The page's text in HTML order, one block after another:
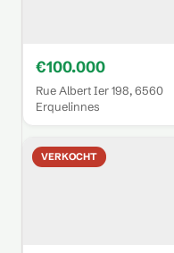
€100.000
Rue Albert Ier 198, 6560
Erquelinnes
VERKOCHT